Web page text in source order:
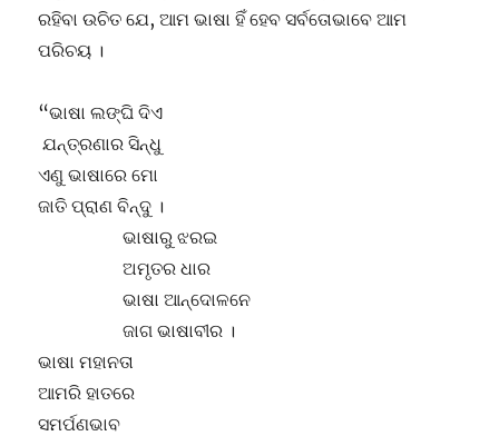
ରହିବା ଉଚିତ ଯେ, ଆମ ଭାଷା ହିଁ ହେବ ସର୍ବତୋଭାବେ ଆମ
ପରିଚୟ ।
“ଭାଷା ଲଙ୍ଘି ଦିଏ
‌ ଯନ୍ତ୍ରଣାର ସିନ୍ଧୁ
ଏଣୁ ଭାଷାରେ ମୋ
ଜାତି ପ୍ରାଣ ବିନ୍ଦୁ ।
ଭାଷାରୁ ଝରଇ
ଅମୃତର ଧାର
ଭାଷା ଆନ୍ଦୋଳନେ
ଜାଗ ଭାଷାବୀର ।
ଭାଷା ମହାନତା
ଆମରି ହାତରେ
ସମର୍ପଣଭାବ